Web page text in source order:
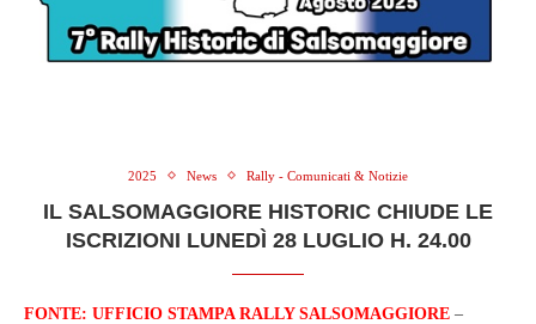
2025 News Rally - Comunicati & Notizie
IL SALSOMAGGIORE HISTORIC CHIUDE LE
ISCRIZIONI LUNEDÌ 28 LUGLIO H. 24.00
FONTE: UFFICIO STAMPA RALLY SALSOMAGGIORE –